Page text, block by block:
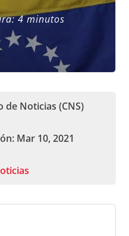
4 minutos
de Noticias (CNS)
Mar 10, 2021